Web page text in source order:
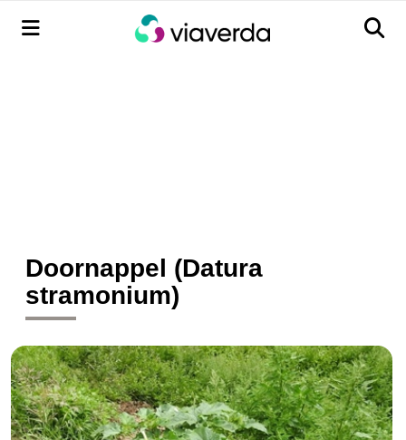
Menu Menu
Doornappel (Datura
stramonium)